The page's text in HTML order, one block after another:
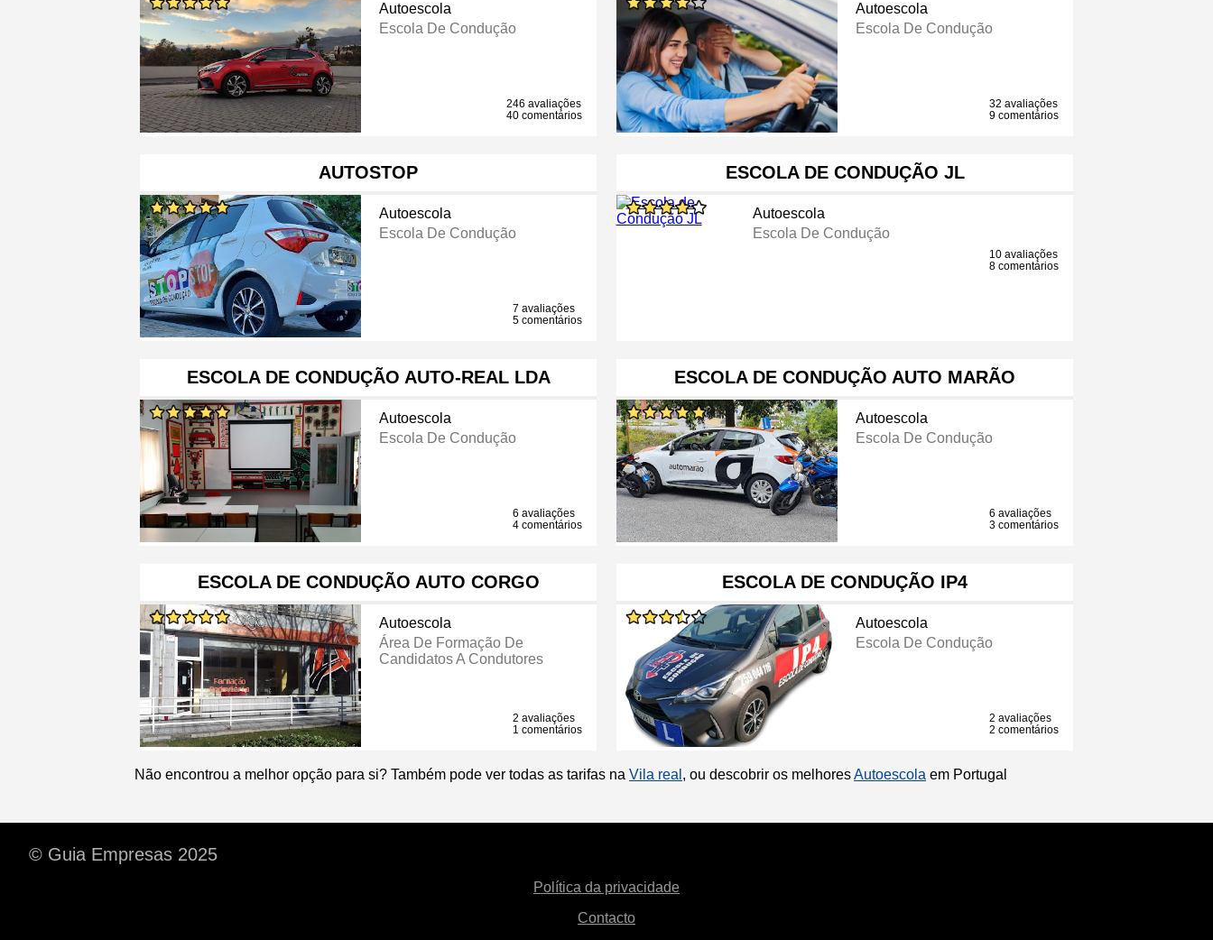
Autoescola
Escola De Condução
246 avaliações
40 comentários
Autoescola
Escola De Condução
32 avaliações
9 comentários
AUTOSTOP
Autoescola
Escola De Condução
7 avaliações
5 comentários
ESCOLA DE CONDUÇÃO JL
Autoescola
Escola De Condução
10 avaliações
8 comentários
ESCOLA DE CONDUÇÃO AUTO-REAL LDA
Autoescola
Escola De Condução
6 avaliações
4 comentários
ESCOLA DE CONDUÇÃO AUTO MARÃO
Autoescola
Escola De Condução
6 avaliações
3 comentários
ESCOLA DE CONDUÇÃO AUTO CORGO
Autoescola
Área De Formação De
Candidatos A Condutores
2 avaliações
1 comentários
ESCOLA DE CONDUÇÃO IP4
Autoescola
Escola De Condução
2 avaliações
2 comentários
Não encontrou a melhor opção para si? Também pode ver todas as tarifas na Vila real , ou descobrir os melhoresAutoescola em Portugal
© Guia Empresas 2025
Política da privacidade
Contacto